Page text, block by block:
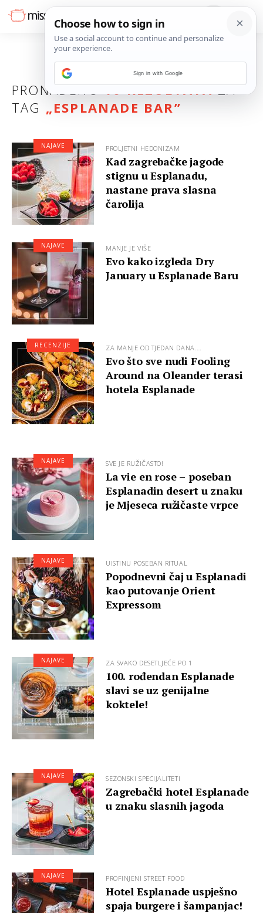
PRONAĐENO10 REZULTATAZA
TAG „ESPLANADE BAR”
PROLJETNI HEDONIZAM
Kad zagrebačke jagode
stignu u Esplanadu,
nastane prava slasna
čarolija
NAJAVE
MANJE JE VIŠE
Evo kako izgleda Dry
January u Esplanade Baru
NAJAVE
ZA MANJE OD TJEDAN DANA.…
Evo što sve nudi Fooling
Around na Oleander terasi
hotela Esplanade
RECENZIJE
SVE JE RUŽIČASTO!
La vie en rose – poseban
Esplanadin desert u znaku
je Mjeseca ružičaste vrpce
NAJAVE
UISTINU POSEBAN RITUAL
Popodnevni čaj u Esplanadi
kao putovanje Orient
Expressom
NAJAVE
ZA SVAKO DESETLJEĆE PO 1
100. rođendan Esplanade
slavi se uz genijalne
koktele!
NAJAVE
SEZONSKI SPECIJALITETI
Zagrebački hotel Esplanade
u znaku slasnih jagoda
NAJAVE
PROFINJENI STREET FOOD
Hotel Esplanade uspješno
spaja burgere i šampanjac!
NAJAVE
Sign in with Google